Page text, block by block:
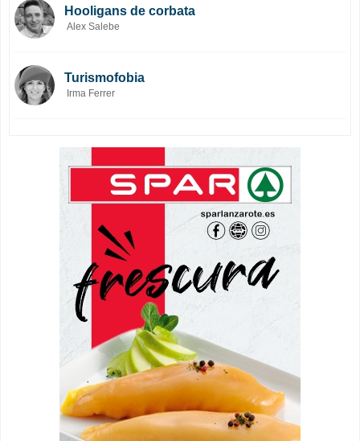
Hooligans de corbata
Alex Salebe
Turismofobia
Irma Ferrer